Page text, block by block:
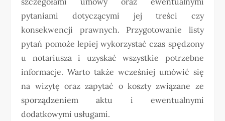
pytaniami dotyczącymi jej treści czy
konsekwencji prawnych. Przygotowanie listy
pytań pomoże lepiej wykorzystać czas spędzony
u notariusza i uzyskać wszystkie potrzebne
informacje. Warto także wcześniej umówić się
na wizytę oraz zapytać o koszty związane ze
sporządzeniem aktu i ewentualnymi
dodatkowymi usługami.